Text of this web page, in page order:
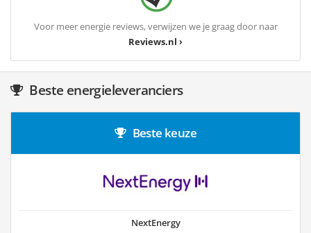
Voor meer energie reviews, verwijzen we je graag door naar
Reviews.nl ›
Beste energieleveranciers
Beste keuze
NextEnergy